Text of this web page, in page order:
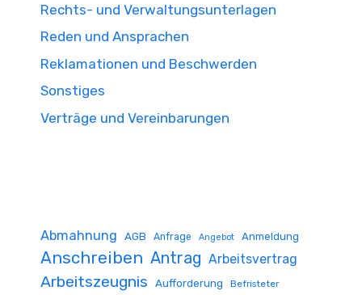
Rechts- und Verwaltungsunterlagen
Reden und Ansprachen
Reklamationen und Beschwerden
Sonstiges
Verträge und Vereinbarungen
Abmahnung AGB Anfrage Angebot Anmeldung
Anschreiben Antrag Arbeitsvertrag
Arbeitszeugnis Aufforderung Befristeter